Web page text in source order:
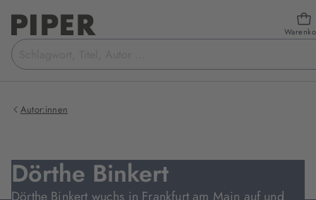
Suchbegriff
eingeben
Autor:innen
Dörthe Binkert